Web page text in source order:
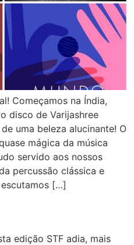
Começamos na Índia,
disco de Varijashree
uma beleza alucinante! O
mágica da música
servido aos nossos
percussão clássica e
[…]
edição STF adia, mais